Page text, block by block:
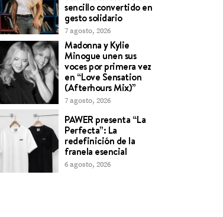
sencillo convertido en
gesto solidario
7 agosto, 2026
Madonna y Kylie
Minogue unen sus
voces por primera vez
en “Love Sensation
(Afterhours Mix)”
7 agosto, 2026
PAWER presenta “La
Perfecta”: La
redefinición de la
franela esencial
6 agosto, 2026